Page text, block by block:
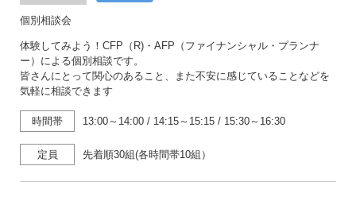
個別相談会
体験してみよう！CFP（R)・AFP（ファイナンシャル・プランナ
ー）による個別相談です。
皆さんにとって関心のあること、また不安に感じていることなどを
気軽に相談できます
時間帯 13:00～14:00 / 14:15～15:15 / 15:30～16:30
定員 先着順30組(各時間帯10組）